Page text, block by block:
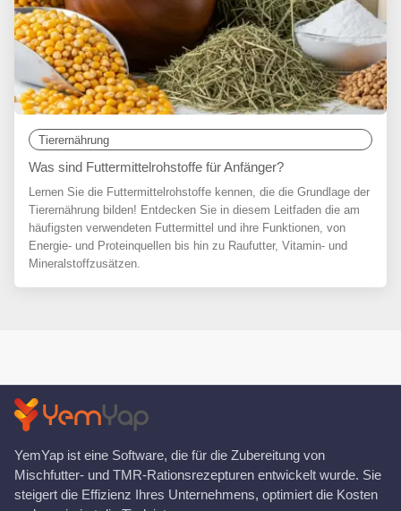
Tierernährung
Was sind Futtermittelrohstoffe für Anfänger?
Lernen Sie die Futtermittelrohstoffe kennen, die die Grundlage der
Tierernährung bilden! Entdecken Sie in diesem Leitfaden die am
häufigsten verwendeten Futtermittel und ihre Funktionen, von
Energie- und Proteinquellen bis hin zu Raufutter, Vitamin- und
Mineralstoffzusätzen.
YemYap ist eine Software, die für die Zubereitung von
Mischfutter- und TMR-Rationsrezepturen entwickelt wurde. Sie
steigert die Effizienz Ihres Unternehmens, optimiert die Kosten